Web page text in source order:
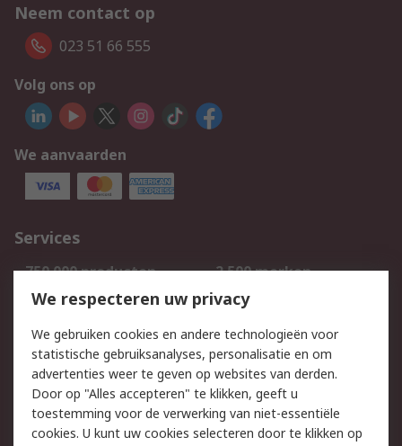
Neem contact op
023 51 66 555
Volg ons op
We aanvaarden
Services
750.000 producten
2.500 merken
Bestellen
Inkoopoplossingen
Track & Trace
Wettelijk
Cookiebeleid
Email veiligheid
We respecteren uw privacy
We gebruiken cookies en andere technologieën voor
statistische gebruiksanalyses, personalisatie en om
advertenties weer te geven op websites van derden.
Door op "Alles accepteren" te klikken, geeft u
toestemming voor de verwerking van niet-essentiële
cookies. U kunt uw cookies selecteren door te klikken op